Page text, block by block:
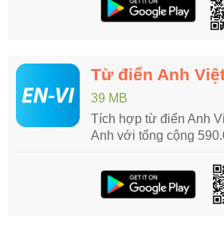
Từ điển Anh
39 MB
Tích hợp từ điển Anh
Anh với tổng cộng